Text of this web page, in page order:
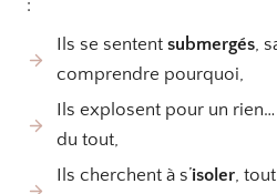
:
Ils se sentent submergés,
comprendre pourquoi,
Ils explosent pour un
du tout,
Ils cherchent à s’isoler,